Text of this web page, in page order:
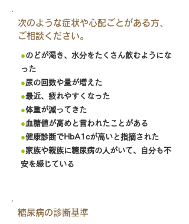
次のような症状や心配ごとがある方、
ご相談ください。
●のどが渇き、水分をたくさん飲むようにな
った
●尿の回数や量が増えた
●最近、疲れやすくなった
●体重が減ってきた
● 血糖値が高めと言われたことがある
●健康診断でHbA1cが高いと指摘された
●家族や親族に糖尿病の人がいて、自分も不
安を感じている
糖尿病の診断基準